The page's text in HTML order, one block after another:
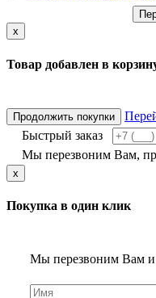
x
Товар добавлен в
Продолжить покупки
Быстрый заказ
Мы перезвоним Вам,
x
Покупка в один клик
Мы перезвоним Вам и